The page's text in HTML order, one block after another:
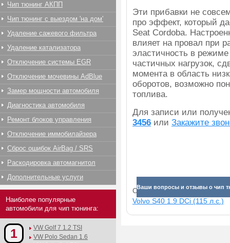
Эти прибавки не
про эффект, который
Seat Cordoba.
влияет на провал при
эластичность в
частичных нагрузок,
момента в область
оборотов, возможно
топлива.
Для записи или
3456 или Закажите
Ваши вопросы и отзывы о чип
Смотрите прибавки для
Volvo S40 1.9 DCi (115 л.с.)
Чип тюнинг АКПП
Чип тюнинг с выездом 'на дом'
Удаление сажевого фильтра
Удаление катализатора
Отключение системы EGR
Отключение мочевины AdBlue
Замер мощности автомобиля
Диагностика автомобиля
Ремонт блоков управления
Отключение иммобилайзера
Сброс ошибок AirBag / SRS
Раскодировка автомагнитол
Дополнительные услуги
Наиболее популярные
автомобили для чип тюнинга:
1
VW Golf 7 1.2 TSI
VW Polo Sedan 1.6